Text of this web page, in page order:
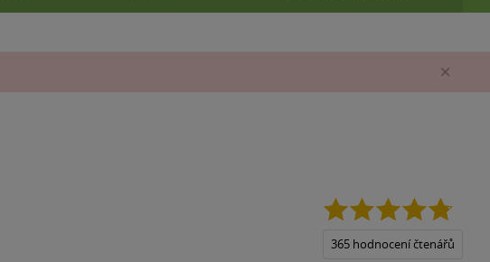
5
365 hodnocení čtenářů